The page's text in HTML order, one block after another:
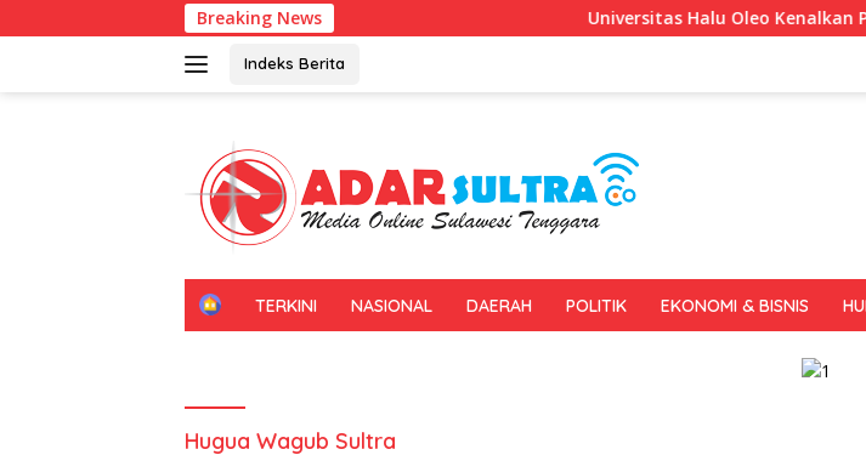
ke
Breaking News Universitas Halu Oleo Kenalkan
Indeks Berita
H
TERKINI NASIONAL DAERAH POLITIK EKONOMI & BISNIS
Hugua Wagub Sultra